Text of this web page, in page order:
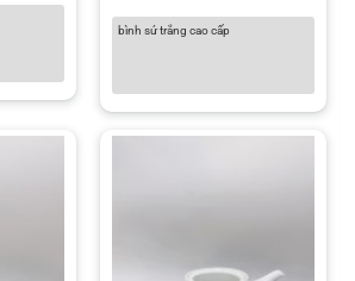
bình sứ trắng cao cấp